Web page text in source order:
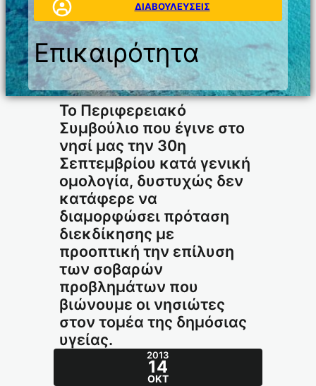
ΔΙΑΒΟΥΛΕΥΣΕΙΣ
Επικαιρότητα
Το Περιφερειακό
Συμβούλιο που έγινε στο
νησί μας την 30η
Σεπτεμβρίου κατά γενική
ομολογία, δυστυχώς δεν
κατάφερε να
διαμορφώσει πρόταση
διεκδίκησης με
προοπτική την επίλυση
των σοβαρών
προβλημάτων που
βιώνουμε οι νησιώτες
στον τομέα της δημόσιας
υγείας.
2013
14
ΟΚΤ